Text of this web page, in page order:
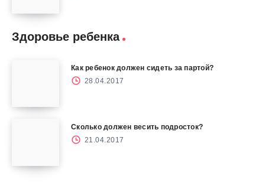
Здоровье ребенка
Как ребенок должен сидеть за партой?
28.04.2017
Сколько должен весить подросток?
21.04.2017